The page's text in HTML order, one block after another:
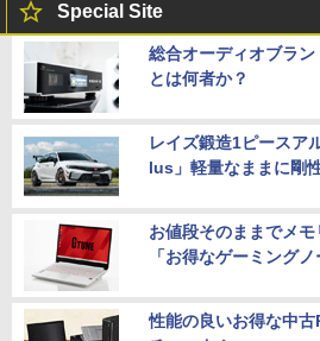
Special Site
総合オーディオブラ
とは何者か？
レイズ鍛造1ピースア
lus」軽量なままに剛
お値段そのままでメ
「お得なゲーミングノ
性能の良いお得な中